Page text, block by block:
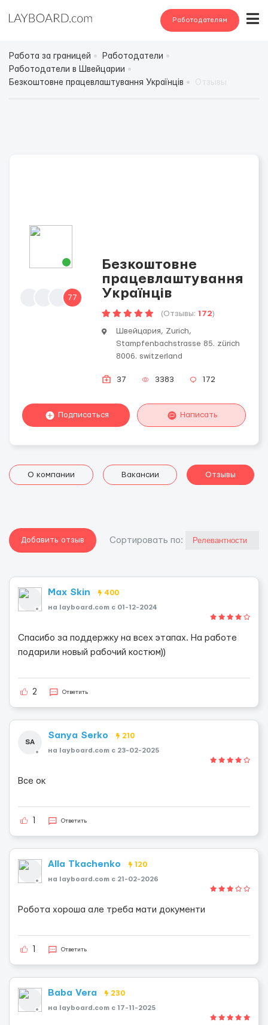
Работодателям
Работа за границей
Работодатели
Работодатели в Швейцарии
Безкоштовне працевлаштування Українців
77
Безкоштовне
працевлаштування
Українців
(Отзывы: 172)
Швейцария, Zurich,
Stampfenbachstrasse 85. zürich
8006. switzerland
37 3383 172
Подписаться Написать
О компании Вакансии Отзывы
Добавить отзыв Cортировать по:
Max Skin 400
на layboard.com c 01-12-2024
Спасибо за поддержку на всех этапах. На работе
подарили новый рабочий костюм))
2 Ответить
SA
Sanya Serko 210
на layboard.com c 23-02-2025
Все ок
Ответить
Alla Tkachenko 120
на layboard.com c 21-02-2026
Робота хороша але треба мати документи
Ответить
Baba Vera 230
на layboard.com c 17-11-2025